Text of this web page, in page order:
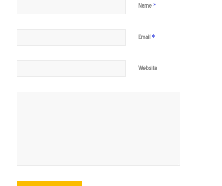
Name *
Email *
Website